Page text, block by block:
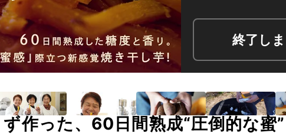
終了し
作った、60日間熟成“圧倒的な蜜